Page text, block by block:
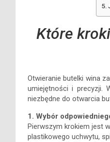
Które
Otwieranie butelki wina
umiejętności i precyzji.
niezbędne do otwarcia
1. Wybór
Pierwszym krokiem jest
plastikowego uchwytu,